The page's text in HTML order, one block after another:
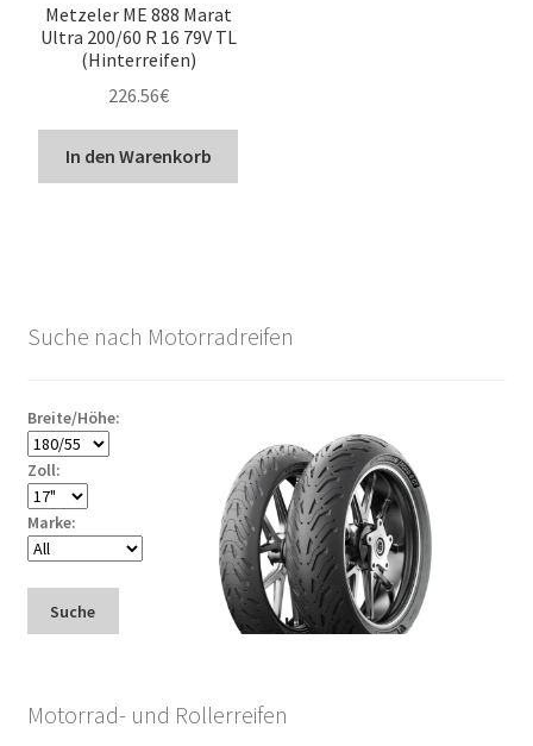
Metzeler ME 888 Marat
Ultra 200/60 R 16 79V TL
(Hinterreifen)
226.56€
In den Warenkorb
Suche nach Motorradreifen
Breite/Höhe:
Zoll:
Marke:
Suche
Motorrad- und Rollerreifen